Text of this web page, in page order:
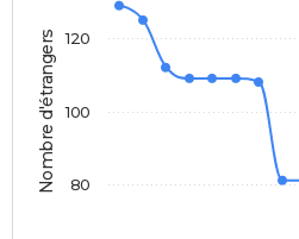
Nombre d'étrangers 80
100
120